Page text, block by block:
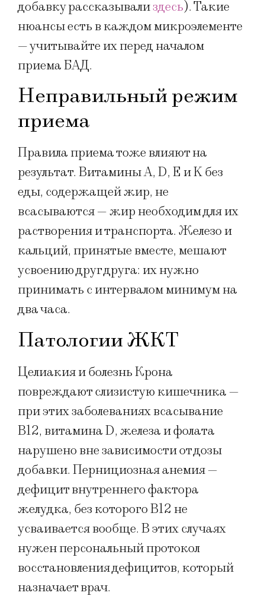
добавку рассказывализдесь). Такие
нюансы есть в каждом микроэлементе
— учитывайте их перед началом
приема БАД.
Неправильный режим
приема
Правила приема тоже влияют на
результат. Витамины A, D, E и K без
еды, содержащей жир, не
всасываются — жир необходим для их
растворения и транспорта. Железо и
кальций, принятые вместе, мешают
усвоению друг друга: их нужно
принимать с интервалом минимум на
два часа.
Патологии ЖКТ
Целиакия и болезнь Крона
повреждают слизистую кишечника —
при этих заболеваниях всасывание
B12, витамина D, железа и фолата
нарушено вне зависимости от дозы
добавки. Пернициозная анемия —
дефицит внутреннего фактора
желудка, без которого B12 не
усваивается вообще. В этих случаях
нужен персональный протокол
восстановления дефицитов, который
назначает врач.